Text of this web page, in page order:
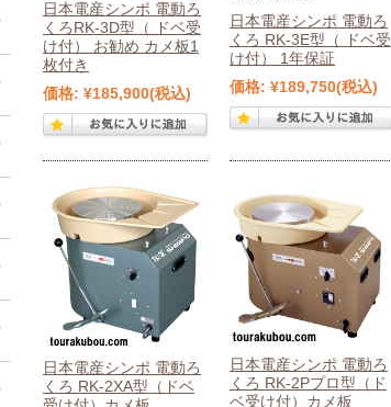
日本電産シンポ 電動ろ
くろRK-3D型（ ドベ受
け付） お勧め カメ板1
枚付き
価格: ¥185,900(税込)
日本電産シンポ 電動ろ
くろ RK-3E型（ ドベ受
け付） 1年保証
価格: ¥189,750(税込)
日本電産シンポ 電動ろ
くろ RK-2XA型（ドベ
日本電産シンポ 電動ろ
くろ RK-2Pプロ型（ド
ベ受け付）カメ板